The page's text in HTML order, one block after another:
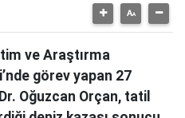
ve Araştırma
görev yapan 27
Oğuzcan Orçan, tatil